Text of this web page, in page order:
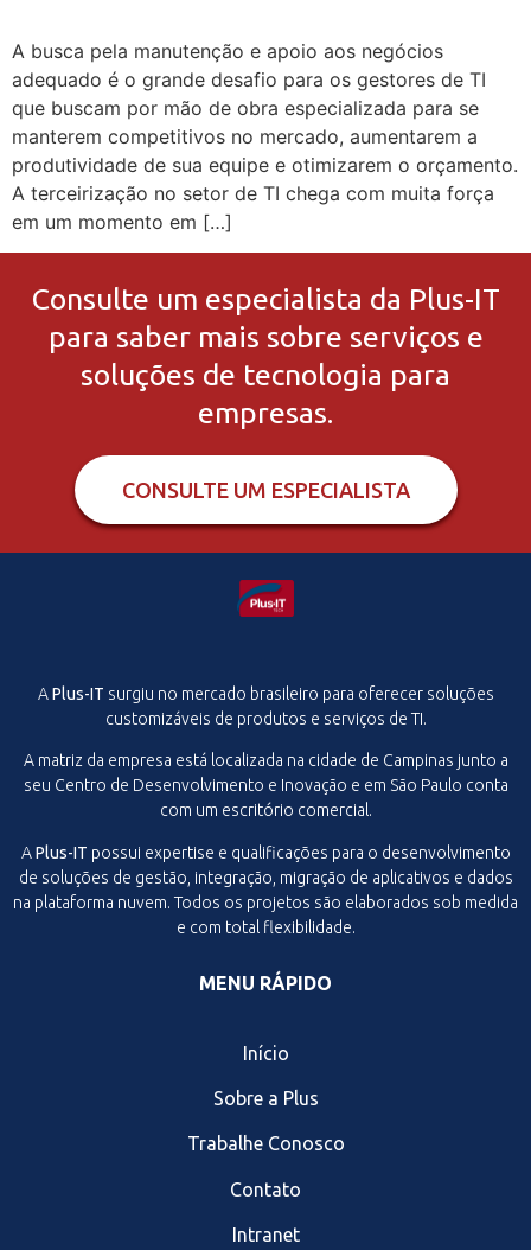
A busca pela manutenção e apoio aos negócios
adequado é o grande desafio para os gestores de TI
que buscam por mão de obra especializada para se
manterem competitivos no mercado, aumentarem a
produtividade de sua equipe e otimizarem o orçamento.
A terceirização no setor de TI chega com muita força
em um momento em […]
Consulte um especialista da Plus-IT
para saber mais sobre serviços e
soluções de tecnologia para
empresas.
CONSULTE UM ESPECIALISTA
APlus-IT surgiu no mercado brasileiro para oferecer soluções
customizáveis de produtos e serviços de TI.
A matriz da empresa está localizada na cidade de Campinas junto a
seu Centro de Desenvolvimento e Inovação e em São Paulo conta
com um escritório comercial.
APlus-IT possui expertise e qualificações para o desenvolvimento
de soluções de gestão, integração, migração de aplicativos e dados
na plataforma nuvem. Todos os projetos são elaborados sob medida
e com total flexibilidade.
MENU RÁPIDO
Início
Sobre a Plus
Trabalhe Conosco
Contato
Intranet